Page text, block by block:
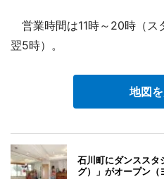
営業時間は11時～20時（ス
翌5時）。
地図
石川町にダンスス
グ）」がオープン（